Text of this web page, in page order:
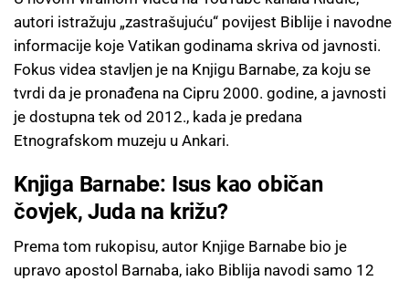
autori istražuju „zastrašujuću“ povijest Biblije i navodne
informacije koje Vatikan godinama skriva od javnosti.
Fokus videa stavljen je na Knjigu Barnabe, za koju se
tvrdi da je pronađena na Cipru 2000. godine, a javnosti
je dostupna tek od 2012., kada je predana
Etnografskom muzeju u Ankari.
Knjiga Barnabe: Isus kao običan
čovjek, Juda na križu?
Prema tom rukopisu, autor Knjige Barnabe bio je
upravo apostol Barnaba, iako Biblija navodi samo 12